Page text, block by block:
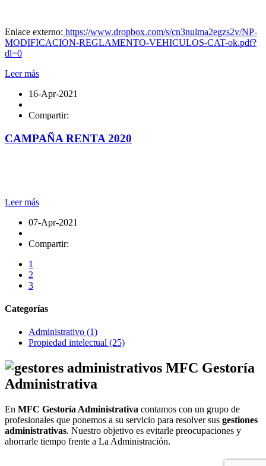
Enlace externo: https://www.dropbox.com/s/cn3nulma2egzs2v/NP-
MODIFICACION-REGLAMENTO-VEHICULOS-CAT-ok.pdf?
dl=0
Leer más
16-Apr-2021
Compartir:
CAMPAÑA RENTA 2020
Leer más
07-Apr-2021
Compartir:
1
2
3
Categorías
Administrativo (1)
Propiedad intelectual (25)
MFC Gestoría
Administrativa
En MFC Gestoría Administrativa contamos con un grupo de
profesionales que ponemos a su servicio para resolver sus gestiones
administrativas. Nuestro objetivo es evitarle preocupaciones y
ahorrarle tiempo frente a La Administración.